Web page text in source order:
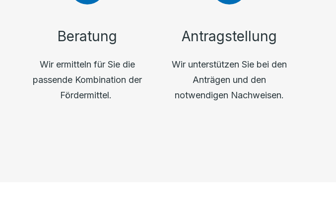
Beratung
Wir ermitteln für Sie die
passende Kombination der
Fördermittel.
Antragstellung
Wir unterstützen Sie bei den
Anträgen und den
notwendigen Nachweisen.